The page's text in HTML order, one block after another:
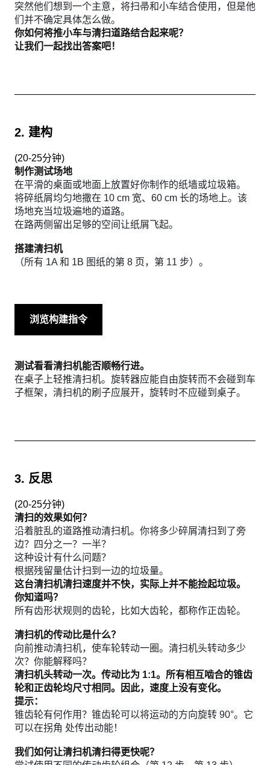
突然他们想到一个主意，将扫帚和小车结合使用，但是他
们并不确定具体怎么做。
你如何将推小车与清扫道路结合起来呢？
让我们一起找出答案吧！
2. 建构
(20-25分钟)
制作测试场地
在平滑的桌面或地面上放置好你制作的纸墙或垃圾箱。
将碎纸屑均匀地撒在 10 cm 宽、60 cm 长的场地上。该
场地充当垃圾遍地的道路。
在路两侧留出足够的空间让纸屑飞起。
搭建清扫机
（所有 1A 和 1B 图纸的第 8 页，第 11 步）。
浏览构建指令
测试看看清扫机能否顺畅行进。
在桌子上轻推清扫机。旋转器应能自由旋转而不会碰到车
子框架，清扫机的刷子应展开，旋转时不应碰到桌子。
3. 反思
(20-25分钟)
清扫的效果如何？
沿着脏乱的道路推动清扫机。你将多少碎屑清扫到了旁
边？四分之一？一半？
这种设计有什么问题？
根据残留量估计扫到一边的垃圾量。
这台清扫机清扫速度并不快，实际上并不能捡起垃圾。
你知道吗？
所有齿形状规则的齿轮，比如大齿轮，都称作正齿轮。
清扫机的传动比是什么？
向前推动清扫机，使车轮转动一圈。清扫机头转动多少
次？你能解释吗？
清扫机头转动一次。传动比为 1:1。所有相互啮合的锥齿
轮和正齿轮均尺寸相同。因此，速度上没有变化。
提示：
锥齿轮有何作用？锥齿轮可以将运动的方向旋转 90°。它
可以在拐角 处传出动能！
我们如何让清扫机清扫得更快呢？